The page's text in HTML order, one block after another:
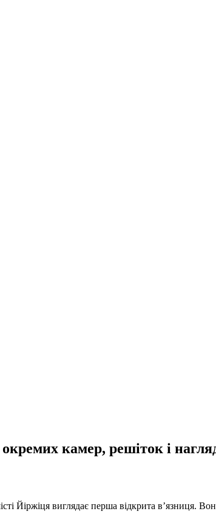
камер, решіток і
Йіржіця виглядає перша відкрита в’язниця.